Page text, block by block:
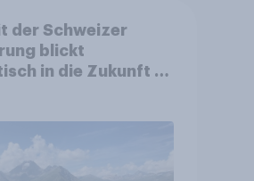
der Schweizer
blickt
in die Zukunft –